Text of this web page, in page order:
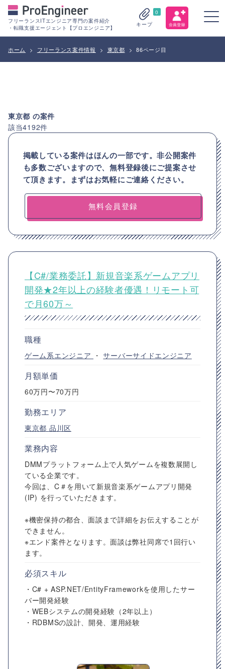
フリーランスITエンジニア専門の案件紹介
・転職支援エージェント【プロエンジニア】
0
キープ
ホーム > フリーランス案件情報 > 東京都 > 86ページ目
東京都 の案件
該当4192件
掲載している案件はほんの一部です。非公開案件
も多数ございますので、無料登録後にご提案させ
て頂きます。まずはお気軽にご連絡ください。
無料会員登録
【C#/業務委託】新規音楽系ゲームアプリ
開発★2年以上の経験者優遇！リモート可
で月60万～
職種
ゲーム系エンジニア ・サーバーサイドエンジニア
月額単価
60万円〜70万円
勤務エリア
東京都 品川区
業務内容
DMMプラットフォーム上で人気ゲームを複数展開し
ている企業です。
今回は、C＃を用いて新規音楽系ゲームアプリ開発
(IP) を行っていただきます。
※機密保持の都合、面談まで詳細をお伝えすることが
できません。
※エンド案件となります。面談は弊社同席で1回行い
ます。
必須スキル
・C# + ASP.NET/EntityFrameworkを使用したサー
バー開発経験
・WEBシステムの開発経験（2年以上）
・RDBMSの設計、開発、運用経験